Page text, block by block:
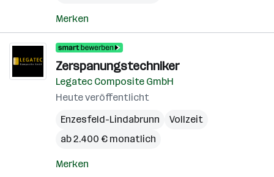
Merken
Zerspanungstechniker
Legatec Composite GmbH
Heute veröffentlicht
Enzesfeld-Lindabrunn
Vollzeit
ab 2.400 € monatlich
Merken